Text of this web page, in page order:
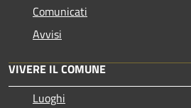
Comunicati
Avvisi
VIVERE IL COMUNE
Luoghi